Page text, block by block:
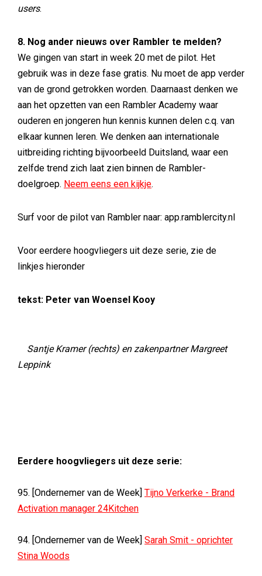
users.
8. Nog ander nieuws over Rambler te melden?
We gingen van start in week 20 met de pilot. Het
gebruik was in deze fase gratis. Nu moet de app verder
van de grond getrokken worden. Daarnaast denken we
aan het opzetten van een Rambler Academy waar
ouderen en jongeren hun kennis kunnen delen c.q. van
elkaar kunnen leren. We denken aan internationale
uitbreiding richting bijvoorbeeld Duitsland, waar een
zelfde trend zich laat zien binnen de Rambler-
doelgroep. Neem eens een kijkje.
Surf voor de pilot van Rambler naar: app.ramblercity.nl
Voor eerdere hoogvliegers uit deze serie, zie de
linkjes hieronder
tekst: Peter van Woensel Kooy
Santje Kramer (rechts) en zakenpartner Margreet
Leppink
Eerdere hoogvliegers uit deze serie:
95. [Ondernemer van de Week] Tijno Verkerke - Brand
Activation manager 24Kitchen
94. [Ondernemer van de Week] Sarah Smit - oprichter
Stina Woods